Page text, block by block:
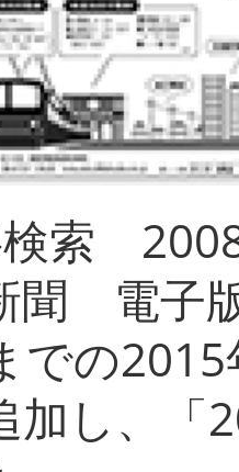
索
聞 電子
での
加し、「